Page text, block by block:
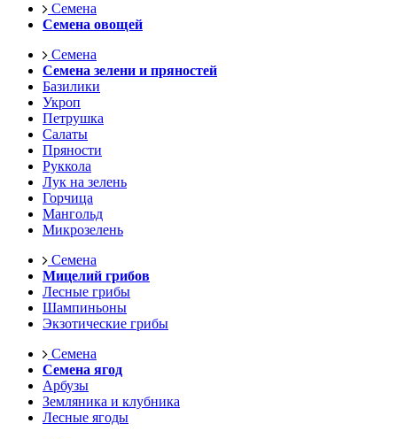
Семена
Семена овощей
Семена
Семена зелени и пряностей
Базилики
Укроп
Петрушка
Салаты
Пряности
Руккола
Лук на зелень
Горчица
Мангольд
Микрозелень
Семена
Мицелий грибов
Лесные грибы
Шампиньоны
Экзотические грибы
Семена
Семена ягод
Арбузы
Земляника и клубника
Лесные ягоды